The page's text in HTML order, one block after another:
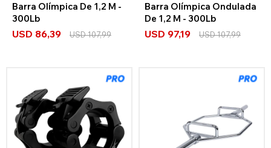
Barra Olímpica De 1,2 M -
300Lb
USD 86,39 USD107,99
Barra Olímpica Ondulada
De 1,2 M - 300Lb
USD 97,19 USD107,99